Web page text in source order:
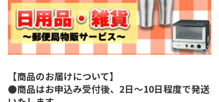
【商品のお届けについて】
●商品はお申込み受付後、2日～10日程度で発送